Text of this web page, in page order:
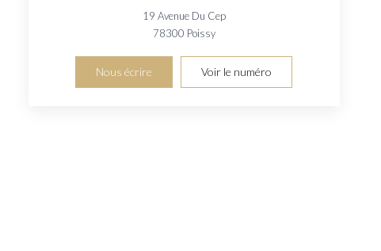
19 Avenue Du Cep
78300 Poissy
Nous écrire Voir le numéro